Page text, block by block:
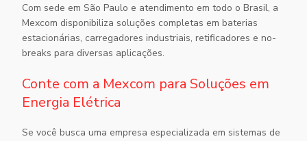
Com sede em São Paulo e atendimento em todo o Brasil, a
Mexcom disponibiliza soluções completas em baterias
estacionárias, carregadores industriais, retificadores e no-
breaks para diversas aplicações.
Conte com a Mexcom para Soluções em
Energia Elétrica
Se você busca uma empresa especializada em sistemas de